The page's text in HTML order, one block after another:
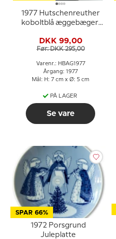
1977 Hutschenreuther
koboltblå æggebæger,
DKK 99,00
Før: DKK 295,00
Varenr.: HBAG1977
Årgang: 1977
Mål: H: 7 cm x Ø: 5 cm
PÅ LAGER
Se vare
SPAR 66%
1972 Porsgrund
Juleplatte